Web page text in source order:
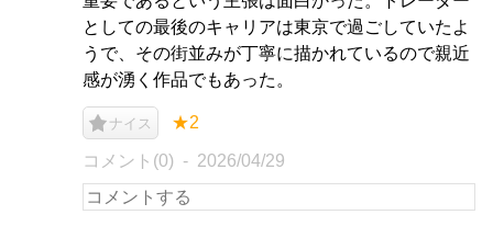
としての最後のキャリアは東京で過ごしていたよ
うで、その街並みが丁寧に描かれているので親近
感が湧く作品でもあった。
ナイス ★2
コメント(0) 2026/04/29